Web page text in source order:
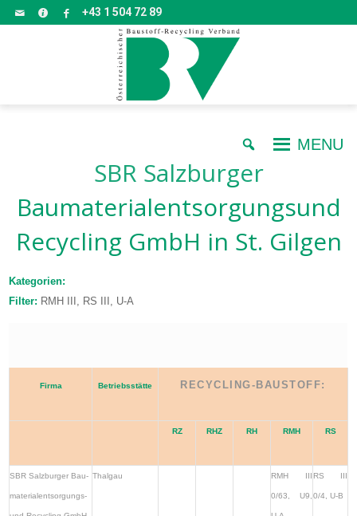
+43 1 504 72 89
MENU
SBR Salzburger
Baumaterialentsorgungsund
Recycling GmbH in St. Gilgen
Kategorien:
Filter: RMH III, RS III, U-A
Firma Betriebsstätte RECYCLING-BAUSTOFF:
RZ RHZ RH RMH RS
SBR Salzburger Bau-
materialentsorgungs-
Thalgau RMH III
0/63, U9,
RS III
0/4, U-B